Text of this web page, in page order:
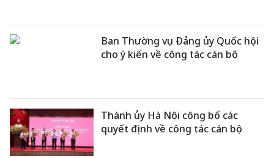
Ban Thường vụ Đảng ủy Quốc hội
cho ý kiến về công tác cán bộ
Thành ủy Hà Nội công bố các
quyết định về công tác cán bộ